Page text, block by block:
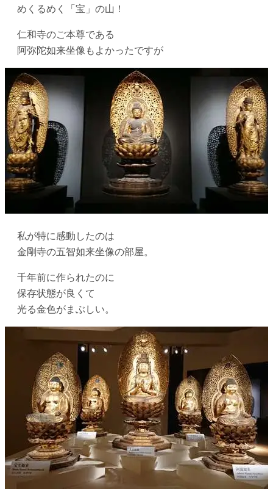
めくるめく「宝」の山！
仁和寺のご本尊である
阿弥陀如来坐像もよかったですが
私が特に感動したのは
金剛寺の五智如来坐像の部屋。
千年前に作られたのに
保存状態が良くて
光る金色がまぶしい。